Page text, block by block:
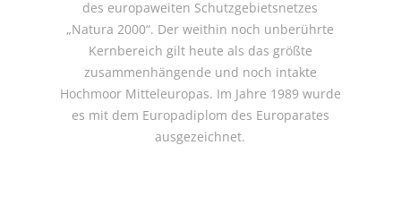
des europaweiten Schutzgebietsnetzes
„Natura 2000“. Der weithin noch unberührte
Kernbereich gilt heute als das größte
zusammenhängende und noch intakte
Hochmoor Mitteleuropas. Im Jahre 1989 wurde
es mit dem Europadiplom des Europarates
ausgezeichnet.